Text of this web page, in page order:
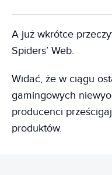
A już wkrótce
Spiders’ Web.
Widać, że w ciągu
gamingowych
producenci
produktów.